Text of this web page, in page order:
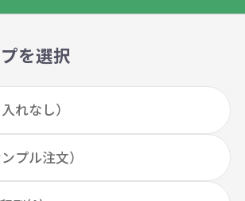
を選択
れなし）
プル注文）